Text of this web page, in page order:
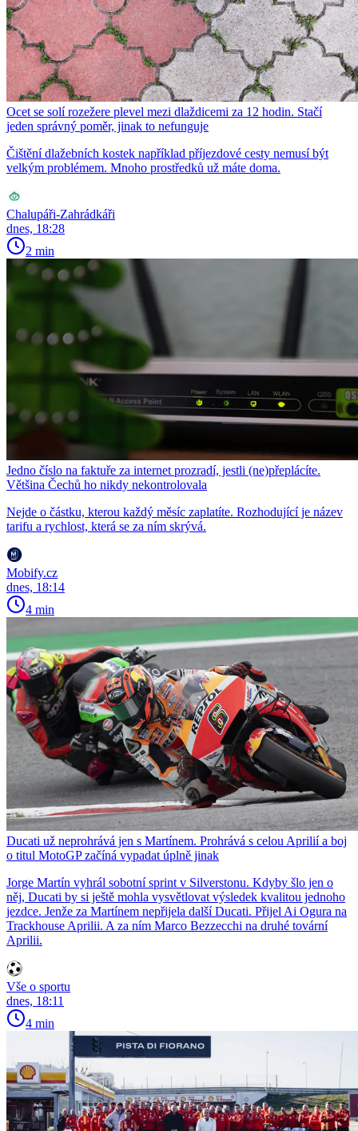
Ocet se solí rozežere plevel mezi dlaždicemi za 12 hodin. Stačí
jeden správný poměr, jinak to nefunguje
Čištění dlažebních kostek například příjezdové cesty nemusí být
velkým problémem. Mnoho prostředků už máte doma.
Chalupáři-Zahrádkáři
dnes, 18:28
2 min
Jedno číslo na faktuře za internet prozradí, jestli (ne)přeplácíte.
Většina Čechů ho nikdy nekontrolovala
Nejde o částku, kterou každý měsíc zaplatíte. Rozhodující je název
tarifu a rychlost, která se za ním skrývá.
Mobify.cz
dnes, 18:14
4 min
Ducati už neprohrává jen s Martínem. Prohrává s celou Aprilií a boj
o titul MotoGP začíná vypadat úplně jinak
Jorge Martín vyhrál sobotní sprint v Silverstonu. Kdyby šlo jen o
něj, Ducati by si ještě mohla vysvětlovat výsledek kvalitou jednoho
jezdce. Jenže za Martínem nepřijela další Ducati. Přijel Ai Ogura na
Trackhouse Aprilii. A za ním Marco Bezzecchi na druhé tovární
Aprilii.
Vše o sportu
dnes, 18:11
4 min